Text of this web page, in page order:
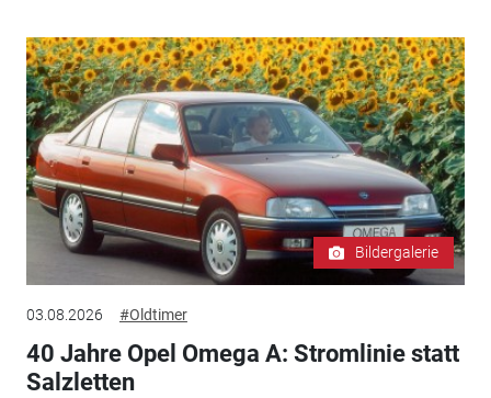
Bildergalerie
03.08.2026 #Oldtimer
40 Jahre Opel Omega A: Stromlinie statt
Salzletten